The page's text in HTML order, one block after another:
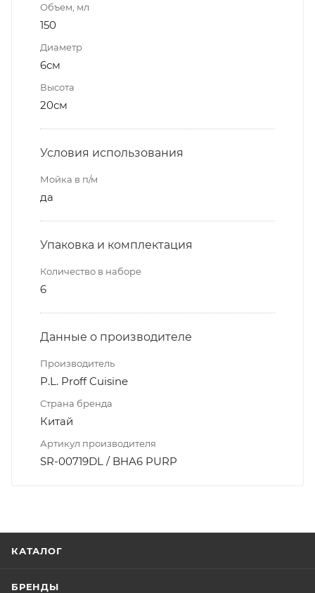
Объем, мл
150
Диаметр
6см
Высота
20см
Условия использования
Мойка в п/м
да
Упаковка и комплектация
Количество в наборе
6
Данные о производителе
Производитель
P.L. Proff Cuisine
Страна бренда
Китай
Артикул производителя
SR-00719DL / BHA6 PURP
КАТАЛОГ
БРЕНДЫ